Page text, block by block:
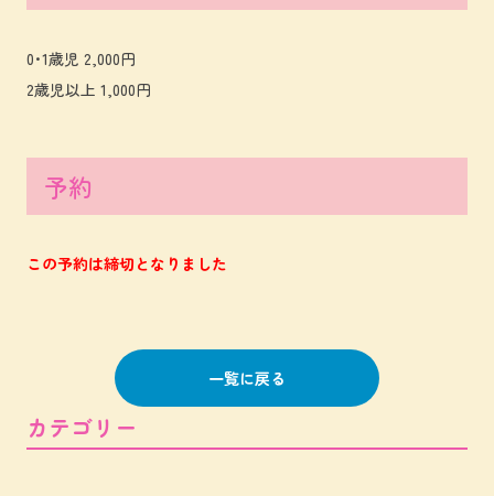
0･1歳児 2,000円
2歳児以上 1,000円
予約
この予約は締切となりました
一覧に戻る
カテゴリー